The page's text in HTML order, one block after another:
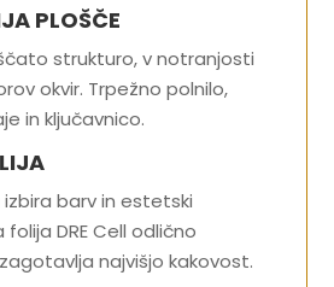
PLOŠČE
strukturo, v notranjosti
okvir. Trpežno polnilo,
in ključavnico.
barv in estetski
DRE Cell odlično
najvišjo kakovost.